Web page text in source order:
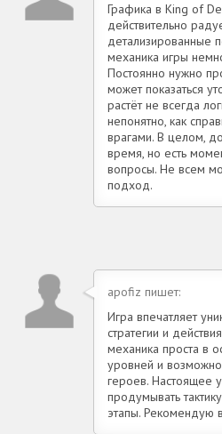
Графика в King of
действительно
детализированные
механика игры
Постоянно нужно
может показаться
растёт не всегда
непонятно, как
врагами. В целом,
время, но есть
вопросы. Не всем
подход.
apofiz пишет:
Игра впечатляет
стратегии и
механика проста в
уровней и
героев. Настоящее
продумывать
этапы. Рекомендую